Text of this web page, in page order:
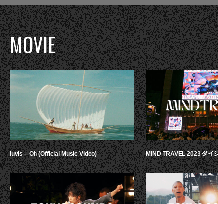
MOVIE
luvis – Oh (Official Music Video) MIND TRAVEL 2023 ダイ